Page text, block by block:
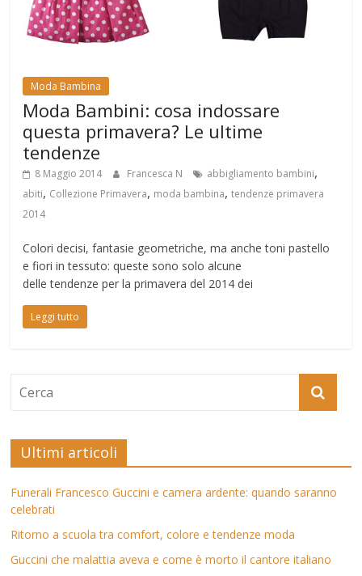
Moda Bambina
Moda Bambini: cosa indossare
questa primavera? Le ultime
tendenze
8 Maggio 2014 Francesca N abbigliamento bambini,
abiti, Collezione Primavera, moda bambina,tendenze primavera
2014
Colori decisi, fantasie geometriche, ma anche toni pastello
e fiori in tessuto: queste sono solo alcune
delle tendenze per la primavera del 2014 dei
Leggi tutto
Ultimi articoli
Funerali Francesco Guccini e camera ardente: quando saranno
celebrati
Ritorno a scuola tra comfort, colore e tendenze moda
Guccini che malattia aveva e come è morto il cantore italiano